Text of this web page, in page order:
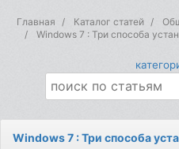
Главная Каталог статей
Windows 7 : Три способа
Windows 7 : Три способа